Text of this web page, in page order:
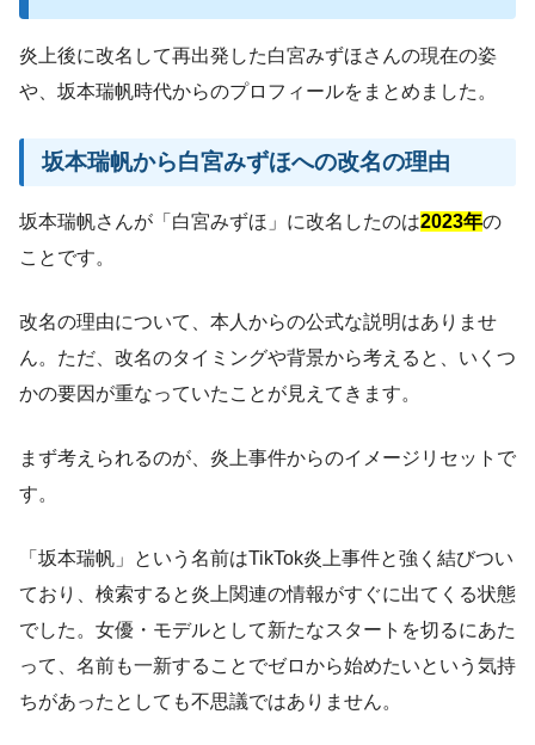
炎上後に改名して再出発した白宮みずほさんの現在の姿
や、坂本瑞帆時代からのプロフィールをまとめました。
坂本瑞帆から白宮みずほへの改名の理由
坂本瑞帆さんが「白宮みずほ」に改名したのは2023年の
ことです。
改名の理由について、本人からの公式な説明はありませ
ん。ただ、改名のタイミングや背景から考えると、いくつ
かの要因が重なっていたことが見えてきます。
まず考えられるのが、炎上事件からのイメージリセットで
す。
「坂本瑞帆」という名前はTikTok炎上事件と強く結びつい
ており、検索すると炎上関連の情報がすぐに出てくる状態
でした。女優・モデルとして新たなスタートを切るにあた
って、名前も一新することでゼロから始めたいという気持
ちがあったとしても不思議ではありません。